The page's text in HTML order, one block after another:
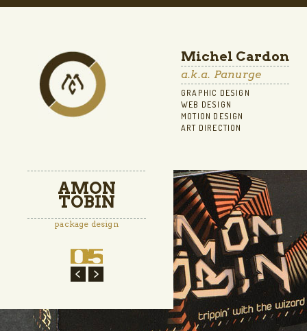
Michel Cardon
a.k.a. Panurge
GRAPHIC DESIGN
WEB DESIGN
MOTION DESIGN
ART DIRECTION
Précédent
AMON
TOBIN
package design